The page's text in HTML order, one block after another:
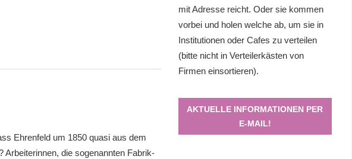
Ehrenfeld um 1850 quasi aus dem
Arbeiterinnen, die sogenannten Fabrik-
mit Adresse reicht. Oder sie kommen
vorbei und holen welche ab, um sie in
Institutionen oder Cafes zu verteilen
(bitte nicht in Verteilerkästen von
Firmen einsortieren).
AKTUELLE INFORMATIONEN PER
E-MAIL!